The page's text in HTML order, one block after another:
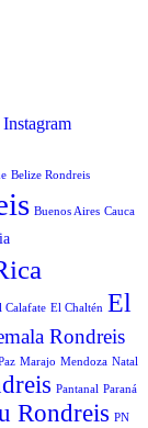
Belize Rondreis
Buenos Aires Cauca
Calafate El Chaltén El
Rondreis
Marajo Mendoza Natal
Pantanal Paraná
Rondreis PN